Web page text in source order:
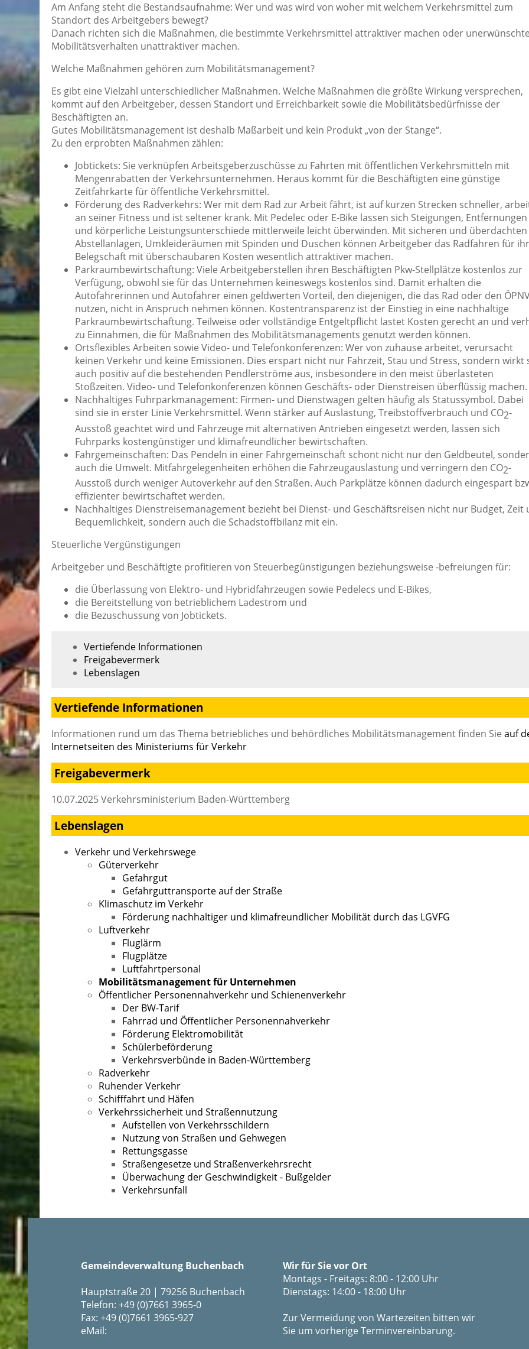
Am Anfang steht die Bestandsaufnahme: Wer und was wird von woher mit welchem Verkehrsmittel zum
Standort des Arbeitgebers bewegt?
Danach richten sich die Maßnahmen, die bestimmte Verkehrsmittel attraktiver machen oder
Mobilitätsverhalten unattraktiver machen.
Welche Maßnahmen gehören zum Mobilitätsmanagement?
Es gibt eine Vielzahl unterschiedlicher Maßnahmen. Welche Maßnahmen die größte Wirkung versprechen,
kommt auf den Arbeitgeber, dessen Standort und Erreichbarkeit sowie die Mobilitätsbedürfnisse der
Beschäftigten an.
Gutes Mobilitätsmanagement ist deshalb Maßarbeit und kein Produkt „von der Stange“.
Zu den erprobten Maßnahmen zählen:
Jobtickets: Sie verknüpfen Arbeitsgeberzuschüsse zu Fahrten mit öffentlichen Verkehrsmitteln mit
Mengenrabatten der Verkehrsunternehmen. Heraus kommt für die Beschäftigten eine günstige
Zeitfahrkarte für öffentliche Verkehrsmittel.
Förderung des Radverkehrs: Wer mit dem Rad zur Arbeit fährt, ist auf kurzen Strecken schneller,
an seiner Fitness und ist seltener krank. Mit Pedelec oder E-Bike lassen sich Steigungen, Entfernungen
und körperliche Leistungsunterschiede mittlerweile leicht überwinden. Mit sicheren und überdachten
Abstellanlagen, Umkleideräumen mit Spinden und Duschen können Arbeitgeber das Radfahren für
Belegschaft mit überschaubaren Kosten wesentlich attraktiver machen.
Parkraumbewirtschaftung: Viele Arbeitgeberstellen ihren Beschäftigten Pkw-Stellplätze kostenlos zur
Verfügung, obwohl sie für das Unternehmen keineswegs kostenlos sind. Damit erhalten die
Autofahrerinnen und Autofahrer einen geldwerten Vorteil, den diejenigen, die das Rad oder den
nutzen, nicht in Anspruch nehmen können. Kostentransparenz ist der Einstieg in eine nachhaltige
Parkraumbewirtschaftung. Teilweise oder vollständige Entgeltpflicht lastet Kosten gerecht an und
zu Einnahmen, die für Maßnahmen des Mobilitätsmanagements genutzt werden können.
Ortsflexibles Arbeiten sowie Video- und Telefonkonferenzen: Wer von zuhause arbeitet, verursacht
keinen Verkehr und keine Emissionen. Dies erspart nicht nur Fahrzeit, Stau und Stress, sondern wirkt
auch positiv auf die bestehenden Pendlerströme aus, insbesondere in den meist überlasteten
Stoßzeiten. Video- und Telefonkonferenzen können Geschäfts- oder Dienstreisen überflüssig machen.
Nachhaltiges Fuhrparkmanagement: Firmen- und Dienstwagen gelten häufig als Statussymbol. Dabei
sind sie in erster Linie Verkehrsmittel. Wenn stärker auf Auslastung, Treibstoffverbrauch und CO2-
Ausstoß geachtet wird und Fahrzeuge mit alternativen Antrieben eingesetzt werden, lassen sich
Fuhrparks kostengünstiger und klimafreundlicher bewirtschaften.
Fahrgemeinschaften: Das Pendeln in einer Fahrgemeinschaft schont nicht nur den Geldbeutel,
auch die Umwelt. Mitfahrgelegenheiten erhöhen die Fahrzeugauslastung und verringern den CO2-
Ausstoß durch weniger Autoverkehr auf den Straßen. Auch Parkplätze können dadurch eingespart
effizienter bewirtschaftet werden.
Nachhaltiges Dienstreisemanagement bezieht bei Dienst- und Geschäftsreisen nicht nur Budget, Zeit
Bequemlichkeit, sondern auch die Schadstoffbilanz mit ein.
Steuerliche Vergünstigungen
Arbeitgeber und Beschäftigte profitieren von Steuerbegünstigungen beziehungsweise -befreiungen für:
die Überlassung von Elektro- und Hybridfahrzeugen sowie Pedelecs und E-Bikes,
die Bereitstellung von betrieblichem Ladestrom und
die Bezuschussung von Jobtickets.
Vertiefende Informationen
Freigabevermerk
Lebenslagen
Vertiefende Informationen
Informationen rund um das Thema betriebliches und behördliches Mobilitätsmanagement finden Sie auf
Internetseiten des Ministeriums für Verkehr
Freigabevermerk
10.07.2025 Verkehrsministerium Baden-Württemberg
Lebenslagen
Verkehr und Verkehrswege
Güterverkehr
Gefahrgut
Gefahrguttransporte auf der Straße
Klimaschutz im Verkehr
Förderung nachhaltiger und klimafreundlicher Mobilität durch das LGVFG
Luftverkehr
Fluglärm
Flugplätze
Luftfahrtpersonal
Mobilitätsmanagement für Unternehmen
Öffentlicher Personennahverkehr und Schienenverkehr
Der BW-Tarif
Fahrrad und Öffentlicher Personennahverkehr
Förderung Elektromobilität
Schülerbeförderung
Verkehrsverbünde in Baden-Württemberg
Radverkehr
Ruhender Verkehr
Schifffahrt und Häfen
Verkehrssicherheit und Straßennutzung
Aufstellen von Verkehrsschildern
Nutzung von Straßen und Gehwegen
Rettungsgasse
Straßengesetze und Straßenverkehrsrecht
Überwachung der Geschwindigkeit - Bußgelder
Verkehrsunfall
Gemeindeverwaltung Buchenbach
Hauptstraße 20 | 79256 Buchenbach
Telefon: +49 (0)7661 3965-0
Fax: +49 (0)7661 3965-927
eMail:
Wir für Sie vor Ort
Montags - Freitags: 8:00 - 12:00 Uhr
Dienstags: 14:00 - 18:00 Uhr
Zur Vermeidung von Wartezeiten bitten wir
Sie um vorherige Terminvereinbarung.